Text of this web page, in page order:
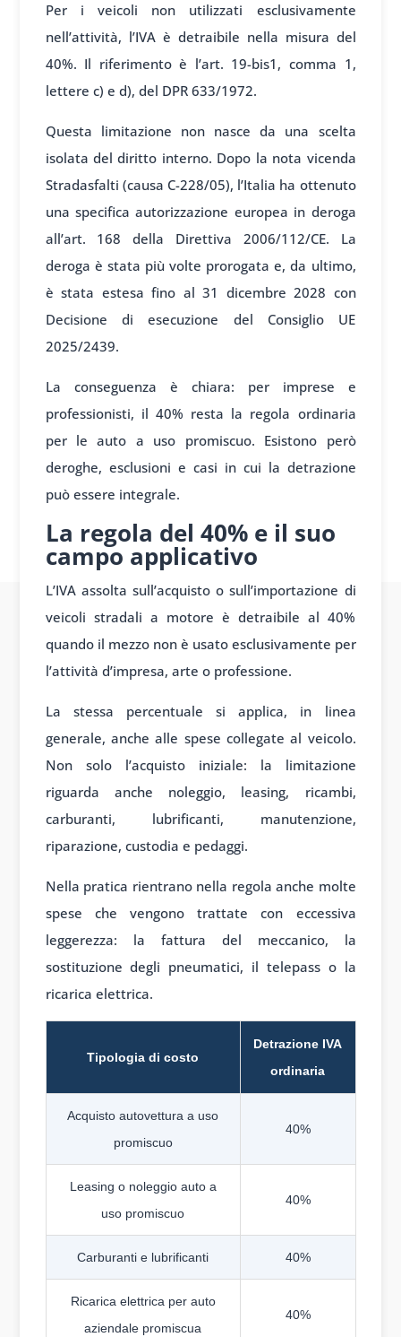
Per i veicoli non utilizzati esclusivamente
nell’attività, l’IVA è detraibile nella misura del
40%. Il riferimento è l’art. 19-bis1, comma 1,
lettere c) e d), del DPR 633/1972.
Questa limitazione non nasce da una scelta
isolata del diritto interno. Dopo la nota vicenda
Stradasfalti (causa C-228/05), l’Italia ha ottenuto
una specifica autorizzazione europea in deroga
all’art. 168 della Direttiva 2006/112/CE. La
deroga è stata più volte prorogata e, da ultimo,
è stata estesa fino al 31 dicembre 2028 con
Decisione di esecuzione del Consiglio UE
2025/2439.
La conseguenza è chiara: per imprese e
professionisti, il 40% resta la regola ordinaria
per le auto a uso promiscuo. Esistono però
deroghe, esclusioni e casi in cui la detrazione
può essere integrale.
La regola del 40% e il suo
campo applicativo
L’IVA assolta sull’acquisto o sull’importazione di
veicoli stradali a motore è detraibile al 40%
quando il mezzo non è usato esclusivamente per
l’attività d’impresa, arte o professione.
La stessa percentuale si applica, in linea
generale, anche alle spese collegate al veicolo.
Non solo l’acquisto iniziale: la limitazione
riguarda anche noleggio, leasing, ricambi,
carburanti, lubrificanti, manutenzione,
riparazione, custodia e pedaggi.
Nella pratica rientrano nella regola anche molte
spese che vengono trattate con eccessiva
leggerezza: la fattura del meccanico, la
sostituzione degli pneumatici, il telepass o la
ricarica elettrica.
Tipologia di costo
Detrazione IVA
ordinaria
Acquisto autovettura a uso
promiscuo
40%
Leasing o noleggio auto a
uso promiscuo
40%
Carburanti e lubrificanti 40%
Ricarica elettrica per auto
aziendale promiscua
40%